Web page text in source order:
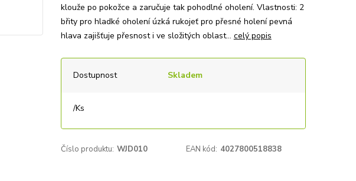
klouže po pokožce a zaručuje tak pohodlné oholení. Vlastnosti: 2
břity pro hladké oholení úzká rukojeť pro přesné holení pevná
hlava zajišťuje přesnost i ve složitých oblast... celý popis
Dostupnost Skladem
/Ks
Číslo produktu: WJD010 EAN kód: 4027800518838